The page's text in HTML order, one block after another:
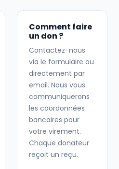
Comment faire
un don ?
Contactez-nous
via le formulaire ou
directement par
email. Nous vous
communiquerons
les coordonnées
bancaires pour
votre virement.
Chaque donateur
reçoit un reçu.